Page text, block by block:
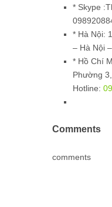
* Skype
* Hà Nội:
– Hà Nội
* Hồ Chí
Phường
Hotline:
Comments
comments